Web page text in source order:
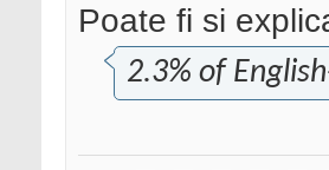
Poate fi si
2.3% of